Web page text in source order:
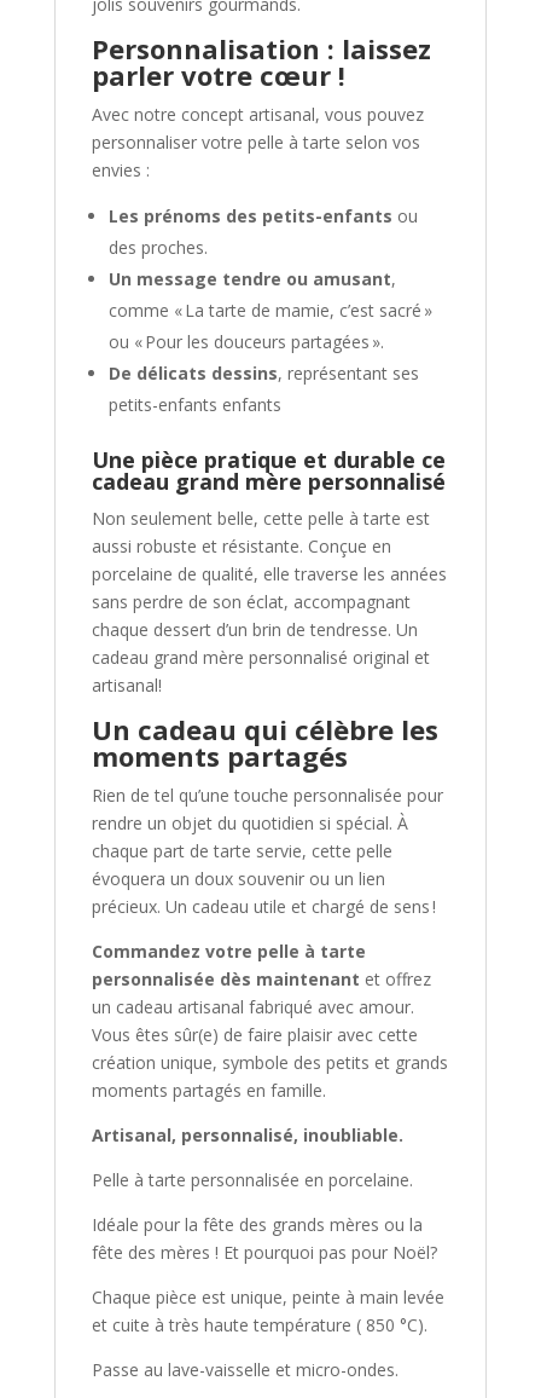
jolis souvenirs gourmands.
Personnalisation : laissez
parler votre cœur !
Avec notre concept artisanal, vous pouvez
personnaliser votre pelle à tarte selon vos
envies :
Les prénoms des petits-enfants ou
des proches.
Un message tendre ou amusant,
comme « La tarte de mamie, c’est sacré »
ou « Pour les douceurs partagées ».
De délicats dessins, représentant ses
petits-enfants enfants
Une pièce pratique et durable ce
cadeau grand mère personnalisé
Non seulement belle, cette pelle à tarte est
aussi robuste et résistante. Conçue en
porcelaine de qualité, elle traverse les années
sans perdre de son éclat, accompagnant
chaque dessert d’un brin de tendresse. Un
cadeau grand mère personnalisé original et
artisanal!
Un cadeau qui célèbre les
moments partagés
Rien de tel qu’une touche personnalisée pour
rendre un objet du quotidien si spécial. À
chaque part de tarte servie, cette pelle
évoquera un doux souvenir ou un lien
précieux. Un cadeau utile et chargé de sens !
Commandez votre pelle à tarte
personnalisée dès maintenant et offrez
un cadeau artisanal fabriqué avec amour.
Vous êtes sûr(e) de faire plaisir avec cette
création unique, symbole des petits et grands
moments partagés en famille.
Artisanal, personnalisé, inoubliable.
Pelle à tarte personnalisée en porcelaine.
Idéale pour la fête des grands mères ou la
fête des mères ! Et pourquoi pas pour Noël?
Chaque pièce est unique, peinte à main levée
et cuite à très haute température ( 850 °C).
Passe au lave-vaisselle et micro-ondes.